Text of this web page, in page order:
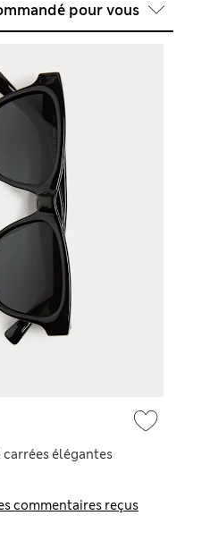
commentaires reçus
élégantes